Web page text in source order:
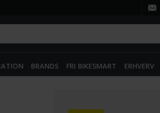
BRANDS FRI BIKESMART ERHVERV